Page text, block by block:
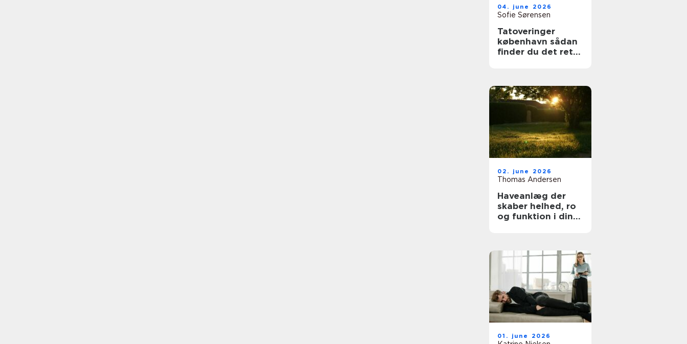
04. june 2026
Sofie Sørensen
Tatoveringer
københavn sådan
finder du det rette
02. june 2026
Thomas Andersen
Haveanlæg der
skaber helhed, ro
og funktion i din
01. june 2026